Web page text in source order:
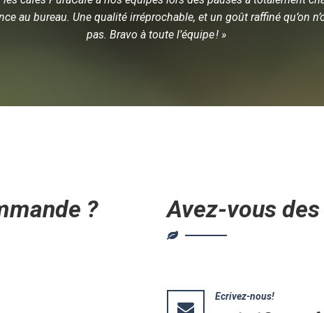
au bureau. Une qualité irréprochable, et un goût raffiné qu’on
pas. Bravo à toute l’équipe ! »
? Avez-vous
Ecrivez-nous!